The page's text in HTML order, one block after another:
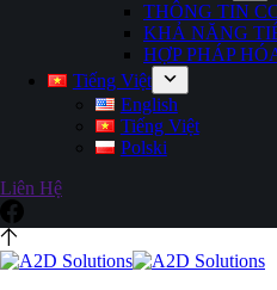
THÔNG TIN
KHẢ NĂNG
HỢP PHÁP
Tiếng Việt
English
Tiếng Việt
Polski
Liên Hệ